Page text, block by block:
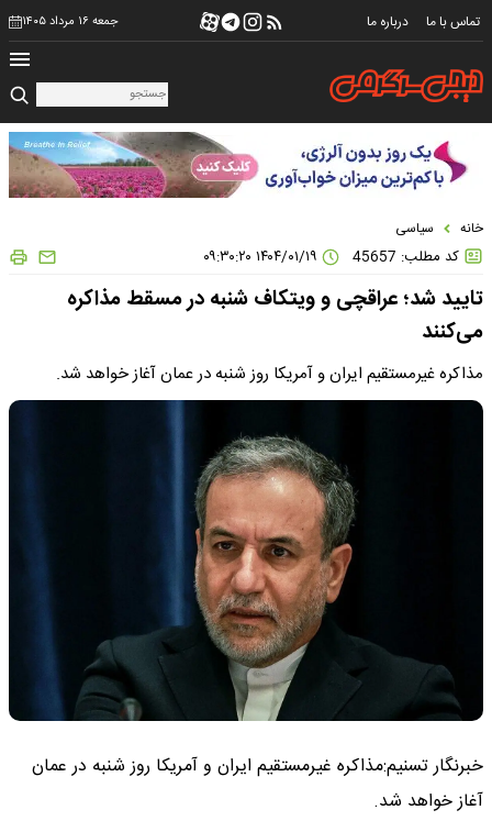
تماس با ما درباره ما جمعه ۱۶ مرداد ۱۴۰۵
خانه سیاسی
کد مطلب: 45657
تایید شد؛ عراقچی و ویتکاف شنبه در مسقط مذاکره
می‌کنند
مذاکره غیرمستقیم ایران و آمریکا روز شنبه در عمان آغاز خواهد شد.
خبرنگار تسنیم:مذاکره غیرمستقیم ایران و آمریکا روز شنبه در عمان
آغاز خواهد شد.